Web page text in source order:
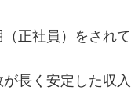
正社員）をされ
長く安定した収